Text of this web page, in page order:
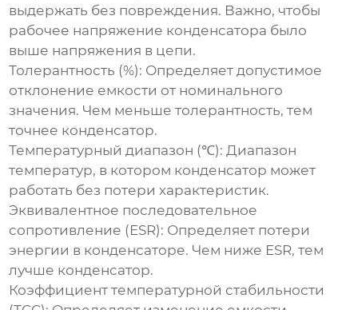
выдержать без повреждения. Важно, чтобы
рабочее напряжение конденсатора было
выше напряжения в цепи.
Толерантность (%): Определяет допустимое
отклонение емкости от номинального
значения. Чем меньше толерантность, тем
точнее конденсатор.
Температурный диапазон (℃): Диапазон
температур, в котором конденсатор может
работать без потери характеристик.
Эквивалентное последовательное
сопротивление (ESR): Определяет потери
энергии в конденсаторе. Чем ниже ESR, тем
лучше конденсатор.
Коэффициент температурной стабильности